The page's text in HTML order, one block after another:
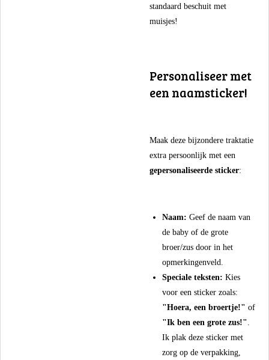
standaard beschuit met
muisjes!
​Personaliseer met
een naamsticker!
​Maak deze bijzondere traktatie
extra persoonlijk met een
gepersonaliseerde sticker:
Naam: Geef de naam van
de baby of de grote
broer/zus door in het
opmerkingenveld.
Speciale teksten: Kies
voor een sticker zoals:
"Hoera, een broertje!" of
"Ik ben een grote zus!"
Ik plak deze sticker met
zorg op de verpakking,